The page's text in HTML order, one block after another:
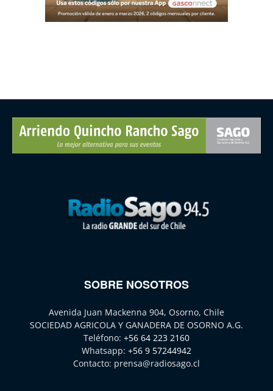
SOBRE NOSOTROS
Avenida Juan Mackenna 904, Osorno, Chile
SOCIEDAD AGRICOLA Y GANADERA DE OSORNO A.G.
Teléfono: +56 64 223 2160
Whatsapp: +56 9 57244942
Contacto: prensa@radiosago.cl